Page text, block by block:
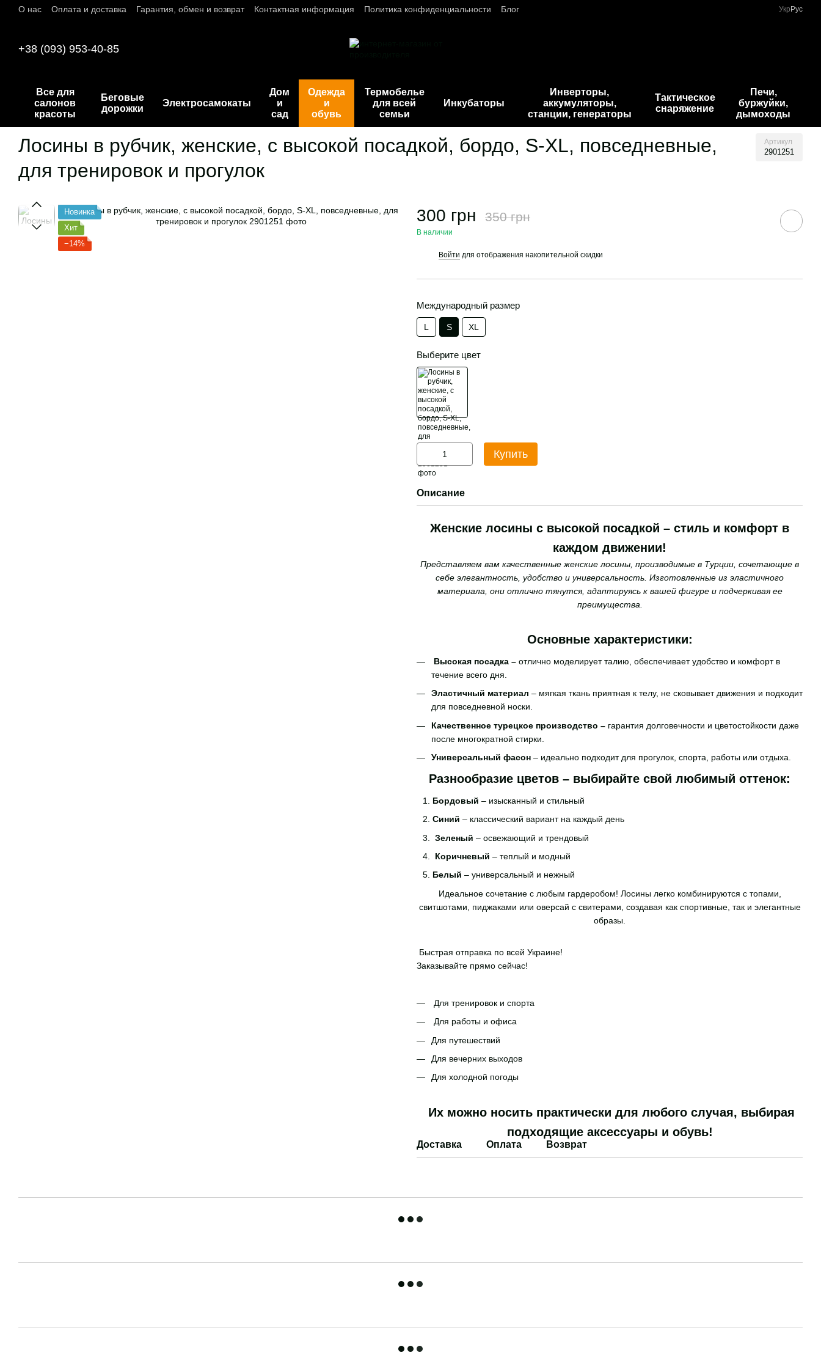
Перейти к основному контенту
О нас Оплата и доставка Гарантия, обмен и возврат Контактная информация Политика конфиденциальности Блог Укр Рус
+38 (093) 953-40-85
Все для
салонов
красоты
Беговые
дорожки
Электросамокаты
Дом
и
сад
Одежда
и
обувь
Термобелье
для всей
семьи
Инкубаторы
Инверторы,
аккумуляторы,
станции, генераторы
Тактическое
снаряжение
Печи,
буржуйки,
дымоходы
Лосины в рубчик, женские, с высокой посадкой, бордо, S-XL, повседневные,
для тренировок и прогулок
Артикул
2901251
Новинка
Хит
−14%
300 грн 350 грн
В наличии
Войти для отображения накопительной скидки
Международный размер
L S XL
Выберите цвет
Купить
Описание
Женские лосины с высокой посадкой – стиль и комфорт в
каждом движении!
Представляем вам качественные женские лосины, производимые в Турции, сочетающие в
себе элегантность, удобство и универсальность. Изготовленные из эластичного
материала, они отлично тянутся, адаптируясь к вашей фигуре и подчеркивая ее
преимущества.
Основные характеристики:
Высокая посадка – отлично моделирует талию, обеспечивает удобство и комфорт в
течение всего дня.
Эластичный материал – мягкая ткань приятная к телу, не сковывает движения и подходит
для повседневной носки.
Качественное турецкое производство – гарантия долговечности и цветостойкости даже
после многократной стирки.
Универсальный фасон – идеально подходит для прогулок, спорта, работы или отдыха.
Разнообразие цветов – выбирайте свой любимый оттенок:
Бордовый – изысканный и стильный
Синий – классический вариант на каждый день
Зеленый – освежающий и трендовый
Коричневый – теплый и модный
Белый – универсальный и нежный
Идеальное сочетание с любым гардеробом! Лосины легко комбинируются с топами,
свитшотами, пиджаками или оверсай с свитерами, создавая как спортивные, так и элегантные
образы.
Быстрая отправка по всей Украине!
Заказывайте прямо сейчас!
Для тренировок и спорта
Для работы и офиса
Для путешествий
Для вечерних выходов
Для холодной погоды
Их можно носить практически для любого случая, выбирая
подходящие аксессуары и обувь!
Доставка Оплата Возврат